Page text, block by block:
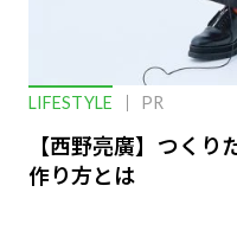
LIFESTYLE PR
【西野亮廣】つく
作り方とは